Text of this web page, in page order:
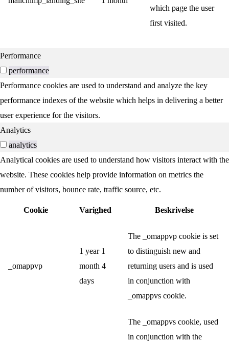
which page the user
first visited.
Performance
performance
Performance cookies are used to understand and analyze the key
performance indexes of the website which helps in delivering a better
user experience for the visitors.
Analytics
analytics
Analytical cookies are used to understand how visitors interact with the
website. These cookies help provide information on metrics the
number of visitors, bounce rate, traffic source, etc.
Cookie Varighed Beskrivelse
_omappvp
1 year 1
month 4
days
The _omappvp cookie is set
to distinguish new and
returning users and is used
in conjunction with
_omappvs cookie.
The _omappvs cookie, used
in conjunction with the